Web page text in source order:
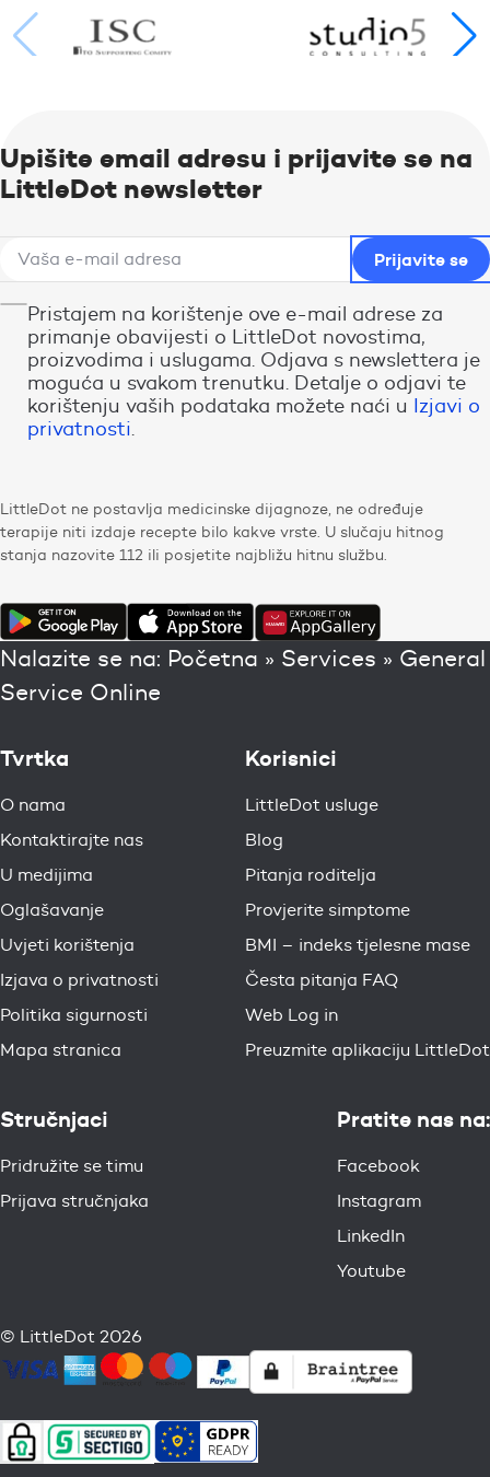
Upišite email adresu i prijavite se na
LittleDot newsletter
Pristajem na korištenje ove e-mail adrese za
primanje obavijesti o LittleDot novostima,
proizvodima i uslugama. Odjava s newslettera je
moguća u svakom trenutku. Detalje o odjavi te
korištenju vaših podataka možete naći u Izjavi o
privatnosti.
LittleDot ne postavlja medicinske dijagnoze, ne određuje
terapije niti izdaje recepte bilo kakve vrste. U slučaju hitnog
stanja nazovite 112 ili posjetite najbližu hitnu službu.
Nalazite se na: Početna » Services » General
Service Online
Tvrtka
O nama
Kontaktirajte nas
U medijima
Oglašavanje
Uvjeti korištenja
Izjava o privatnosti
Politika sigurnosti
Mapa stranica
Korisnici
LittleDot usluge
Blog
Pitanja roditelja
Provjerite simptome
BMI – indeks tjelesne mase
Česta pitanja FAQ
Web Log in
Preuzmite aplikaciju LittleDot
Stručnjaci
Pridružite se timu
Prijava stručnjaka
Pratite nas na:
Facebook
Instagram
LinkedIn
Youtube
© LittleDot 2026